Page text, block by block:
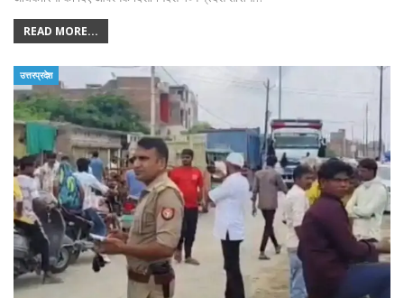
READ MORE...
उत्तरप्रदेश